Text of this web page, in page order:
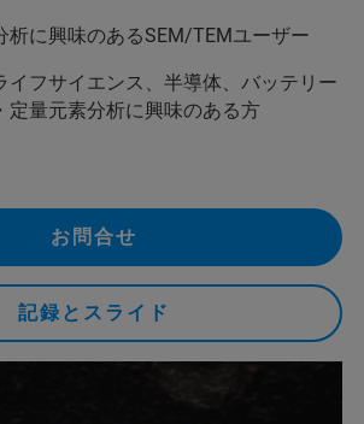
析に興味のあるSEM/TEMユーザー
イフサイエンス、半導体、バッテリー
定量元素分析に興味のある方
お問合せ
記録とスライド